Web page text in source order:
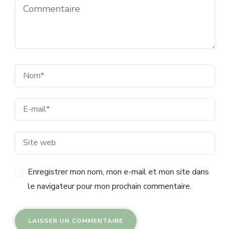
Enregistrer mon nom, mon e-mail et mon site dans
le navigateur pour mon prochain commentaire.